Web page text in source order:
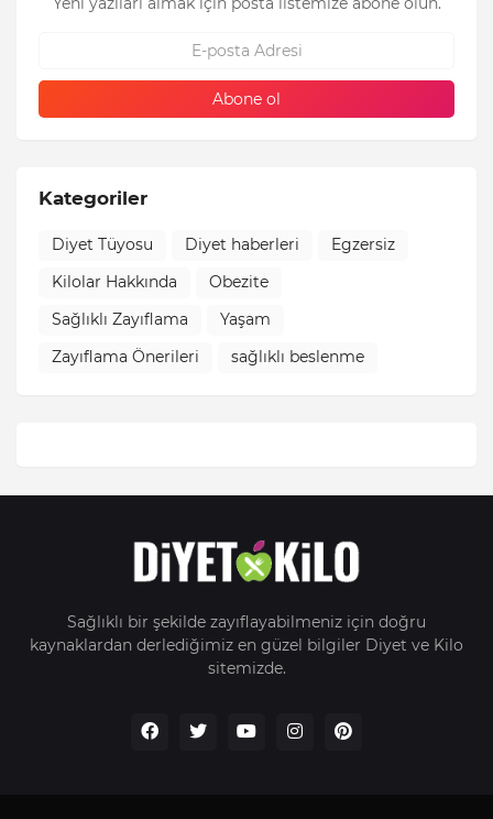
Kategoriler
Diyet Tüyosu Diyet haberleri
Egzersiz
Kilolar Hakkında
Obezite
Sağlıklı Zayıflama
Yaşam
Zayıflama Önerileri
sağlıklı beslenme
Sağlıklı bir şekilde zayıflayabilmeniz için doğru
kaynaklardan derlediğimiz en güzel bilgiler Diyet ve Kilo
sitemizde.